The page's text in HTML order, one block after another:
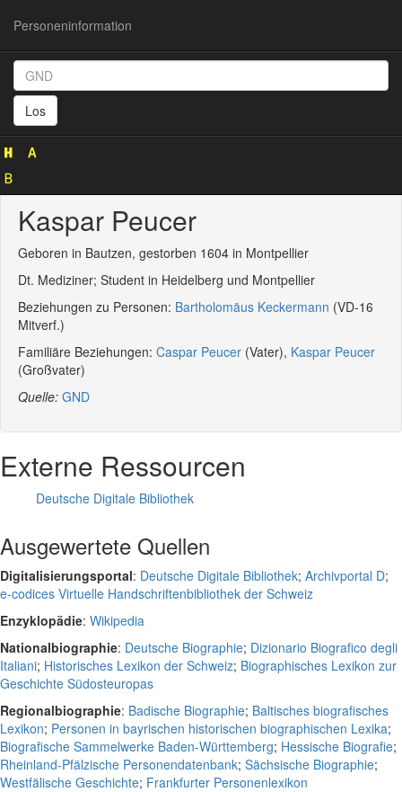
Personeninformation
Los
Personeninformation
1045060682)
Kaspar Peucer
Geboren in Bautzen, gestorben 1604 in Montpellier
Dt. Mediziner; Student in Heidelberg und Montpellier
Beziehungen zu Personen: Bartholomäus Keckermann (VD-16
Mitverf.)
Familiäre Beziehungen: Caspar Peucer (Vater), Kaspar Peucer
(Großvater)
Quelle: GND
Externe Ressourcen
Deutsche Digitale Bibliothek
Ausgewertete Quellen
Digitalisierungsportal: Deutsche Digitale Bibliothek; Archivportal D;
e-codices Virtuelle Handschriftenbibliothek der Schweiz
Enzyklopädie: Wikipedia
Nationalbiographie: Deutsche Biographie; Dizionario Biografico degli
Italiani; Historisches Lexikon der Schweiz; Biographisches Lexikon zur
Geschichte Südosteuropas
Regionalbiographie: Badische Biographie; Baltisches biografisches
Lexikon; Personen in bayrischen historischen biographischen Lexika;
Biografische Sammelwerke Baden-Württemberg; Hessische Biografie;
Rheinland-Pfälzische Personendatenbank; Sächsische Biographie;
Westfälische Geschichte; Frankfurter Personenlexikon